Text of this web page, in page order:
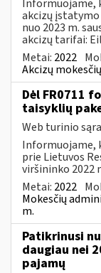
Informuojame,
akcizų įstatymo
nuo 2023 m.
akcizų tarifai:
Metai: 2022
Akcizų
Dėl FR0711
taisyklių
Web turinio
Informuojame,
prie Lietuvos
viršininko 2022
Metai: 2022
Mokesčių
m.
Patikrinusi
daugiau nei
pajamų